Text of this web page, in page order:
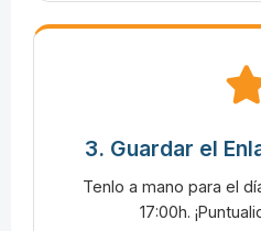
3. Guardar el
Tenlo a mano para el
17:00h.